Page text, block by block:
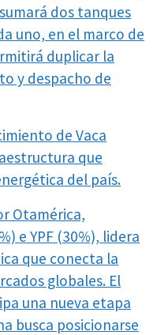
dos tanques
uno, en el marco de
duplicar la
y despacho de
de Vaca
que
del país.
Otamérica,
e YPF (30%), lidera
que conecta la
globales. El
una nueva etapa
busca posicionarse